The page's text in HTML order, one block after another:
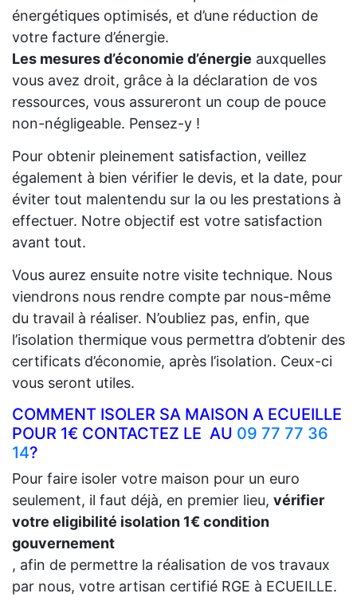
énergétiques optimisés, et d’une réduction de
votre facture d’énergie.
Les mesures d’économie d’énergie auxquelles
vous avez droit, grâce à la déclaration de vos
ressources, vous assureront un coup de pouce
non-négligeable. Pensez-y !
Pour obtenir pleinement satisfaction, veillez
également à bien vérifier le devis, et la date, pour
éviter tout malentendu sur la ou les prestations à
effectuer. Notre objectif est votre satisfaction
avant tout.
Vous aurez ensuite notre visite technique. Nous
viendrons nous rendre compte par nous-même
du travail à réaliser. N’oubliez pas, enfin, que
l’isolation thermique vous permettra d’obtenir des
certificats d’économie, après l’isolation. Ceux-ci
vous seront utiles.
COMMENT ISOLER SA MAISON A ECUEILLE
POUR 1€ CONTACTEZ LE AU 09 77 77 36
14?
Pour faire isoler votre maison pour un euro
seulement, il faut déjà, en premier lieu, vérifier
votre eligibilité isolation 1€ condition
gouvernement
, afin de permettre la réalisation de vos travaux
par nous, votre artisan certifié RGE à ECUEILLE.